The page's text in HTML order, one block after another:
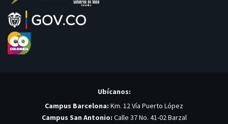
Ubícanos:
Campus Barcelona: Km. 12 Vía Puerto López
Campus San Antonio: Calle 37 No. 41-02 Barzal